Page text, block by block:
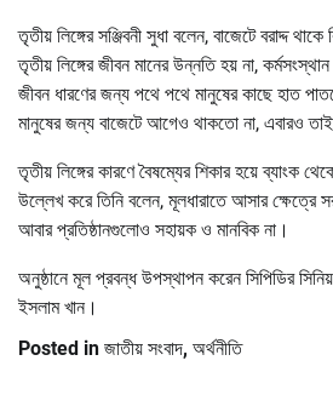
তৃতীয় লিঙ্গের সঞ্জিবনী সুধা বলেন, বাজেটে বরাদ্দ
তৃতীয় লিঙ্গের জীবন মানের উন্নতি হয় না,
জীবন ধারণের জন্য পথে পথে মানুষের কাছে হাত
মানুষের জন্য বাজেটে আগেও থাকতো না, এবারও
তৃতীয় লিঙ্গের কারণে বৈষম্যের শিকার হয়ে ব্যাংক
উল্লেখ করে তিনি বলেন, মূলধারাতে আসার ক্ষেত্রে
আবার প্রতিষ্ঠানগুলোও সহায়ক ও মানবিক না।
অনুষ্ঠানে মূল প্রবন্ধ উপস্থাপন করেন সিপিডির
ইসলাম খান।
Posted in জাতীয় সংবাদ, অর্থনীতি